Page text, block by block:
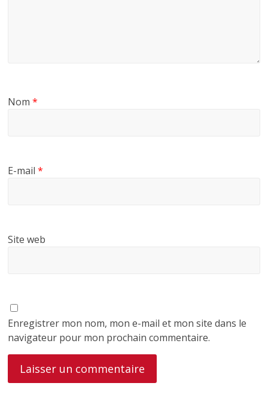
Nom*
E-mail*
Site web
Enregistrer mon nom, mon e-mail et mon site dans le
navigateur pour mon prochain commentaire.